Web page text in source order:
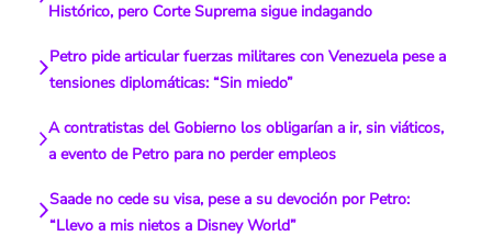
Histórico, pero Corte Suprema sigue indagando
Petro pide articular fuerzas militares con Venezuela pese a
tensiones diplomáticas: “Sin miedo”
A contratistas del Gobierno los obligarían a ir, sin viáticos,
a evento de Petro para no perder empleos
Saade no cede su visa, pese a su devoción por Petro:
“Llevo a mis nietos a Disney World”